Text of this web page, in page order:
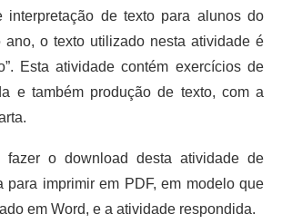
de texto para alunos do
ano, o texto utilizado nesta atividade é
Esta atividade contém exercícios de
e também produção de texto, com a
o download desta atividade de
para imprimir em PDF, em modelo que
em Word, e a atividade respondida.